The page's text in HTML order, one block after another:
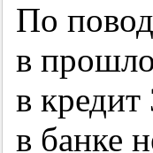
По
в
в
в банке